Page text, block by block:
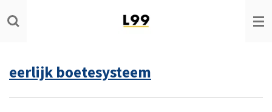
Ga
direct
hoofdinhoud
eerlijk boetesysteem